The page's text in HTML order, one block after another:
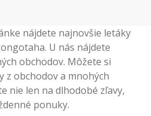
nájdete najnovšie letáky
U nás nájdete
obchodov. Môžete si
z obchodov a mnohých
nie len na dlhodobé zľavy,
ponuky.